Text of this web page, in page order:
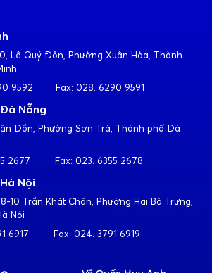
Lê Quý Đôn, Phường Xuân Hòa, Thành
9592 Fax: 028. 6290 9591
Nẵng
Đồn, Phường Sơn Trà, Thành phố Đà
2677 Fax: 023. 6355 2678
Nội
10 Trần Khát Chân, Phường Hai Bà Trưng,
Nội
6917 Fax: 024. 3791 6919